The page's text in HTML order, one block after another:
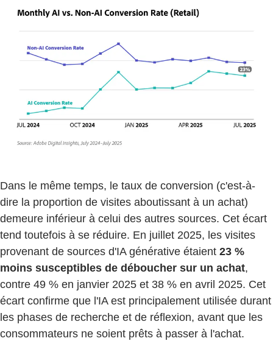
Dans le même temps, le taux de conversion (c'est-à-
dire la proportion de visites aboutissant à un achat)
demeure inférieur à celui des autres sources. Cet écart
tend toutefois à se réduire. En juillet 2025, les visites
provenant de sources d'IA générative étaient 23 %
moins susceptibles de déboucher sur un achat,
contre 49 % en janvier 2025 et 38 % en avril 2025. Cet
écart confirme que l'IA est principalement utilisée durant
les phases de recherche et de réflexion, avant que les
consommateurs ne soient prêts à passer à l'achat.